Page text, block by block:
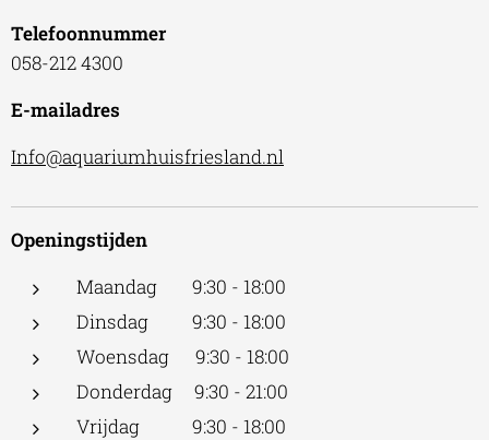
Telefoonnummer
058-212 4300
E-mailadres
Info@aquariumhuisfriesland.nl
Openingstijden
Maandag 9:30 - 18:00
Dinsdag 9:30 - 18:00
Woensdag 9:30 - 18:00
Donderdag 9:30 - 21:00
Vrijdag 9:30 - 18:00